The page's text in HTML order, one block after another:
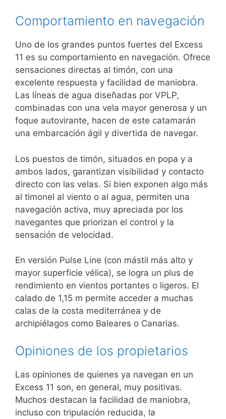
Comportamiento en navegación
Uno de los grandes puntos fuertes del Excess
11 es su comportamiento en navegación. Ofrece
sensaciones directas al timón, con una
excelente respuesta y facilidad de maniobra.
Las líneas de agua diseñadas por VPLP,
combinadas con una vela mayor generosa y un
foque autovirante, hacen de este catamarán
una embarcación ágil y divertida de navegar.
Los puestos de timón, situados en popa y a
ambos lados, garantizan visibilidad y contacto
directo con las velas. Si bien exponen algo más
al timonel al viento o al agua, permiten una
navegación activa, muy apreciada por los
navegantes que priorizan el control y la
sensación de velocidad.
En versión Pulse Line (con mástil más alto y
mayor superficie vélica), se logra un plus de
rendimiento en vientos portantes o ligeros. El
calado de 1,15 m permite acceder a muchas
calas de la costa mediterránea y de
archipiélagos como Baleares o Canarias.
Opiniones de los propietarios
Las opiniones de quienes ya navegan en un
Excess 11 son, en general, muy positivas.
Muchos destacan la facilidad de maniobra,
incluso con tripulación reducida, la